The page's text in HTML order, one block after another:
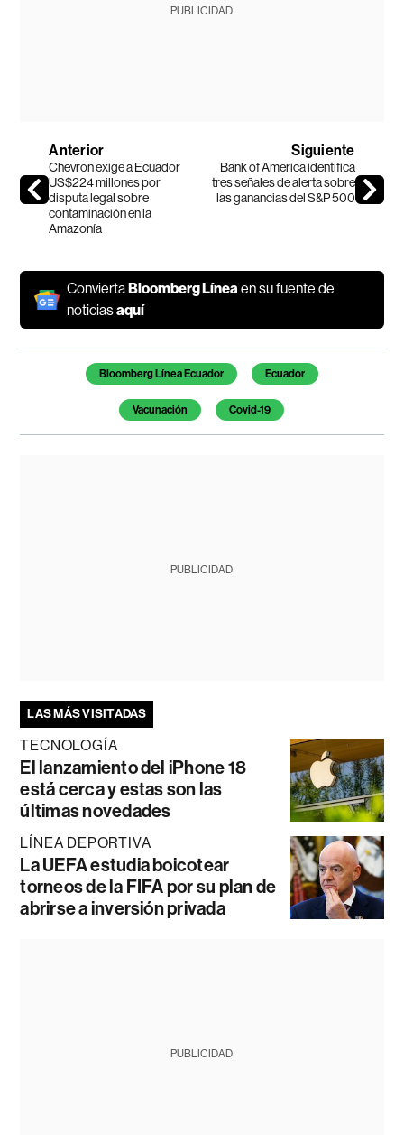
PUBLICIDAD
Anterior
Chevron exige a Ecuador
US$224 millones por
disputa legal sobre
contaminación en la
Amazonía
Siguiente
Bank of America identifica
tres señales de alerta sobre
las ganancias del S&P 500
ConviertaBloomberg Líneaen su fuente de
noticiasaquí
Temas de este artículo
Bloomberg Línea Ecuador Ecuador
Vacunación Covid-19
PUBLICIDAD
LAS MÁS VISITADAS
TECNOLOGÍA
El lanzamiento del iPhone 18
está cerca y estas son las
últimas novedades
LÍNEA DEPORTIVA
La UEFA estudia boicotear
torneos de la FIFA por su plan de
abrirse a inversión privada
PUBLICIDAD